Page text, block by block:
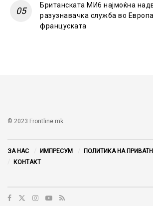
Британската МИ6 најмоќна
разузнавачка служба во
француската
© 2023 Frontline.mk
ЗА НАС ИМПРЕСУМ ПОЛИТИКА НА
КОНТАКТ